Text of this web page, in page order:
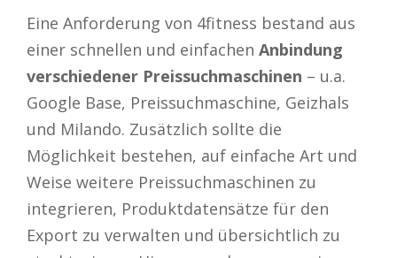
Eine Anforderung von 4fitness bestand aus
einer schnellen und einfachen Anbindung
verschiedener Preissuchmaschinen – u.a.
Google Base, Preissuchmaschine, Geizhals
und Milando. Zusätzlich sollte die
Möglichkeit bestehen, auf einfache Art und
Weise weitere Preissuchmaschinen zu
integrieren, Produktdatensätze für den
Export zu verwalten und übersichtlich zu